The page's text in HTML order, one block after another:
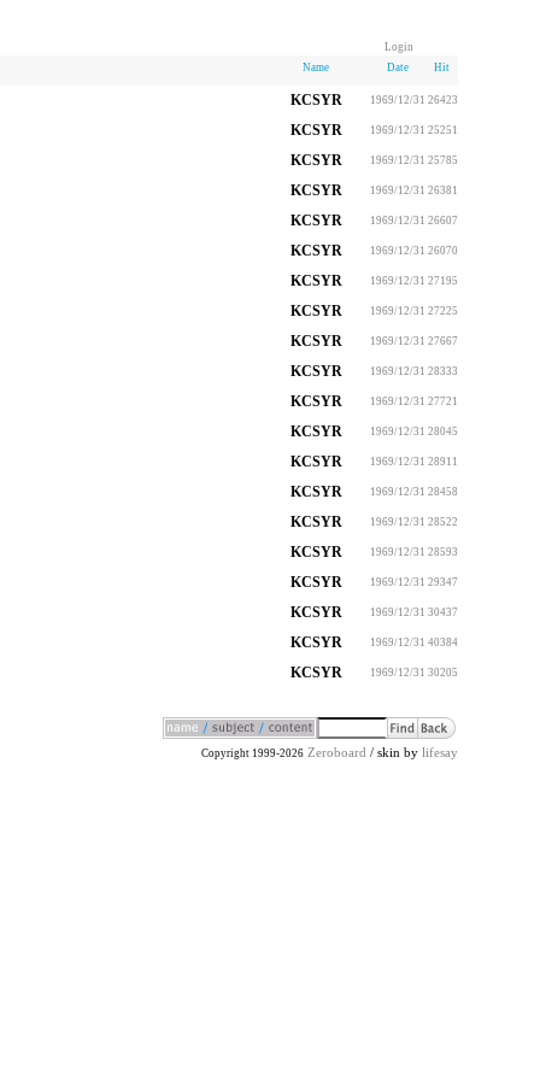
Login
Name Date Hit
KCSYR 1969/12/31 26423
KCSYR 1969/12/31 25251
KCSYR 1969/12/31 25785
KCSYR 1969/12/31 26381
KCSYR 1969/12/31 26607
KCSYR 1969/12/31 26070
KCSYR 1969/12/31 27195
KCSYR 1969/12/31 27225
KCSYR 1969/12/31 27667
KCSYR 1969/12/31 28333
KCSYR 1969/12/31 27721
KCSYR 1969/12/31 28045
KCSYR 1969/12/31 28911
KCSYR 1969/12/31 28458
KCSYR 1969/12/31 28522
KCSYR 1969/12/31 28593
KCSYR 1969/12/31 29347
KCSYR 1969/12/31 30437
KCSYR 1969/12/31 40384
KCSYR 1969/12/31 30205
Copyright 1999-2026 Zeroboard / skin by lifesay